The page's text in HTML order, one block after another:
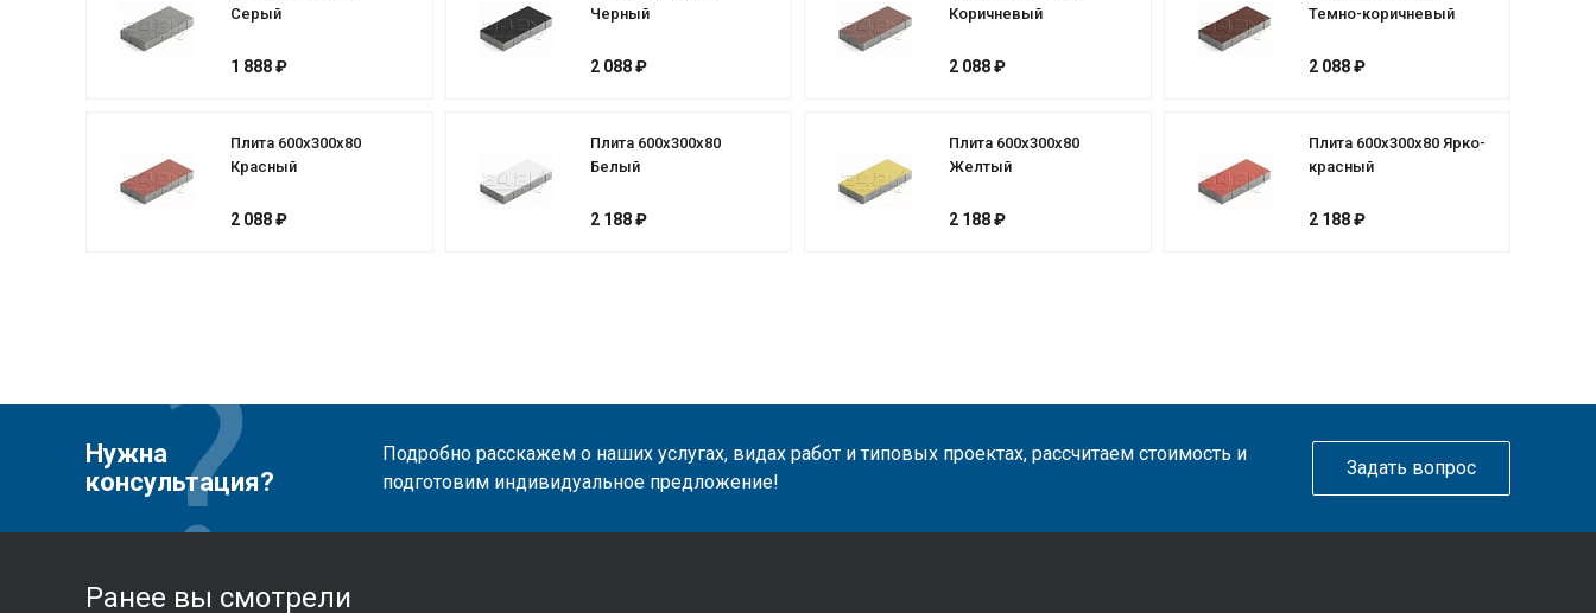
Серый
1 888 ₽
Черный
2 088 ₽
Коричневый
2 088 ₽
Темно-коричневый
2 088 ₽
Плита 600х300х80
Красный
2 088 ₽
Плита 600х300х80
Белый
2 188 ₽
Плита 600х300х80
Желтый
2 188 ₽
Плита 600х300х80 Ярко-
красный
2 188 ₽
Нужна
консультация?
Подробно расскажем о наших услугах, видах работ и типовых проектах, рассчитаем стоимость и
подготовим индивидуальное предложение!
Задать вопрос
Ранее вы смотрели